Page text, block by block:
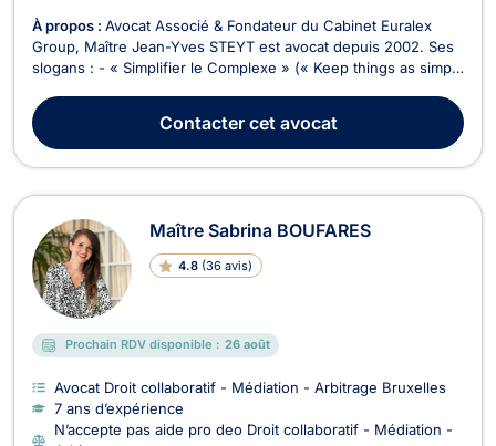
À propos : Avocat Associé & Fondateur du Cabinet Euralex
Group, Maître Jean-Yves STEYT est avocat depuis 2002. Ses
slogans : - « Simplifier le Complexe » (« Keep things as simple
que guérir ». Maître Jean-Yves STEYT attache une importance
primordiale au service à la ...
Contactercet avocat
Maître Sabrina BOUFARES
4.8 (36 avis)
Prochain RDV disponible : 26 août
Avocat Droit collaboratif - Médiation - Arbitrage Bruxelles
7 ans d’expérience
N’accepte pas aide pro deo Droit collaboratif - Médiation -